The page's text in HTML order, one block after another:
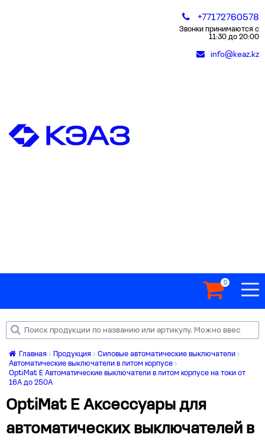
+77172760578
Звонки принимаются с
11:30 до 20:00
info@keaz.kz
0
Главная Продукция
Силовые автоматические выключатели
Автоматические выключатели в литом корпусе
OptiMat E Автоматические выключатели в литом корпусе на токи от
16А до 250А
OptiMat E Аксессуары для
автоматических выключателей в